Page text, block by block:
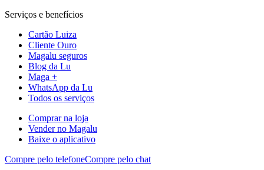
Serviços e benefícios
Cartão Luiza
Cliente Ouro
Magalu seguros
Blog da Lu
Maga +
WhatsApp da Lu
Todos os serviços
Comprar na loja
Vender no Magalu
Baixe o aplicativo
Compre pelo telefoneCompre pelo chat